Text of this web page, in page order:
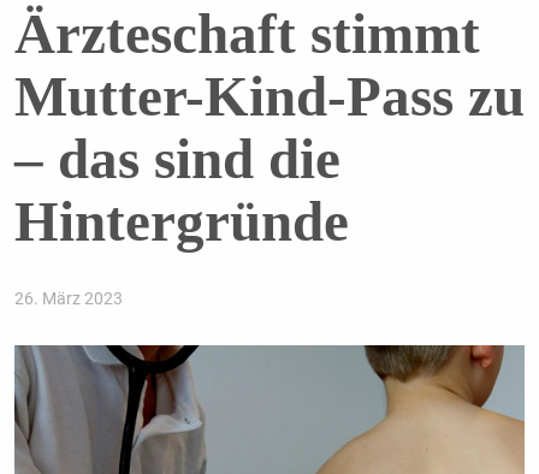
Ärzteschaft stimmt
Mutter-Kind-Pass zu
– das sind die
Hintergründe
26. März 2023